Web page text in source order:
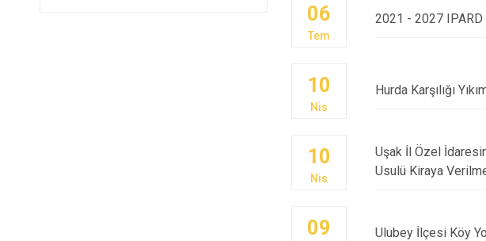
06
Tem
2021 - 2027 IPARD
10
Nis
Hurda Karşılığı
10
Nis
Uşak İl Özel
Usulü Kiraya
09 Ulubey İlçesi Köy